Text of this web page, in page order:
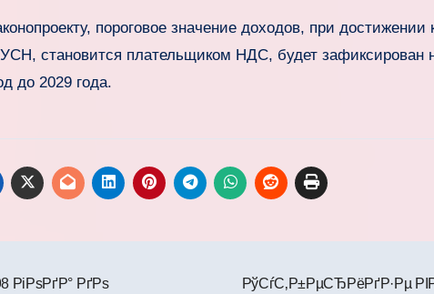
пороговое значение доходов, при достижении
становится плательщиком НДС, будет зафиксирован
до 2029 года.
РіРѕРґР° РґРѕ РўСѓС‚Р±РµСЂРёРґР·Рµ